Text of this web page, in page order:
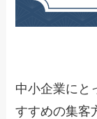
中小企業にと
すすめの集客